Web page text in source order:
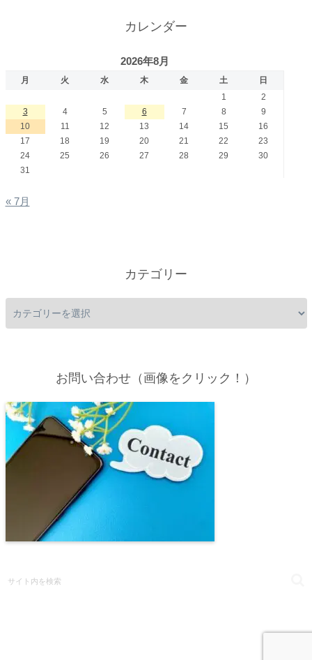
カレンダー
2026年8月
月 火 水 木 金 土
日
1
2
3
4 5 6 7 8
9
10
11 12 13 14 15
16
17
18 19 20 21 22
23
24
25 26 27 28 29
30
31
« 7月
カテゴリー
お問い合わせ（画像をクリック！）